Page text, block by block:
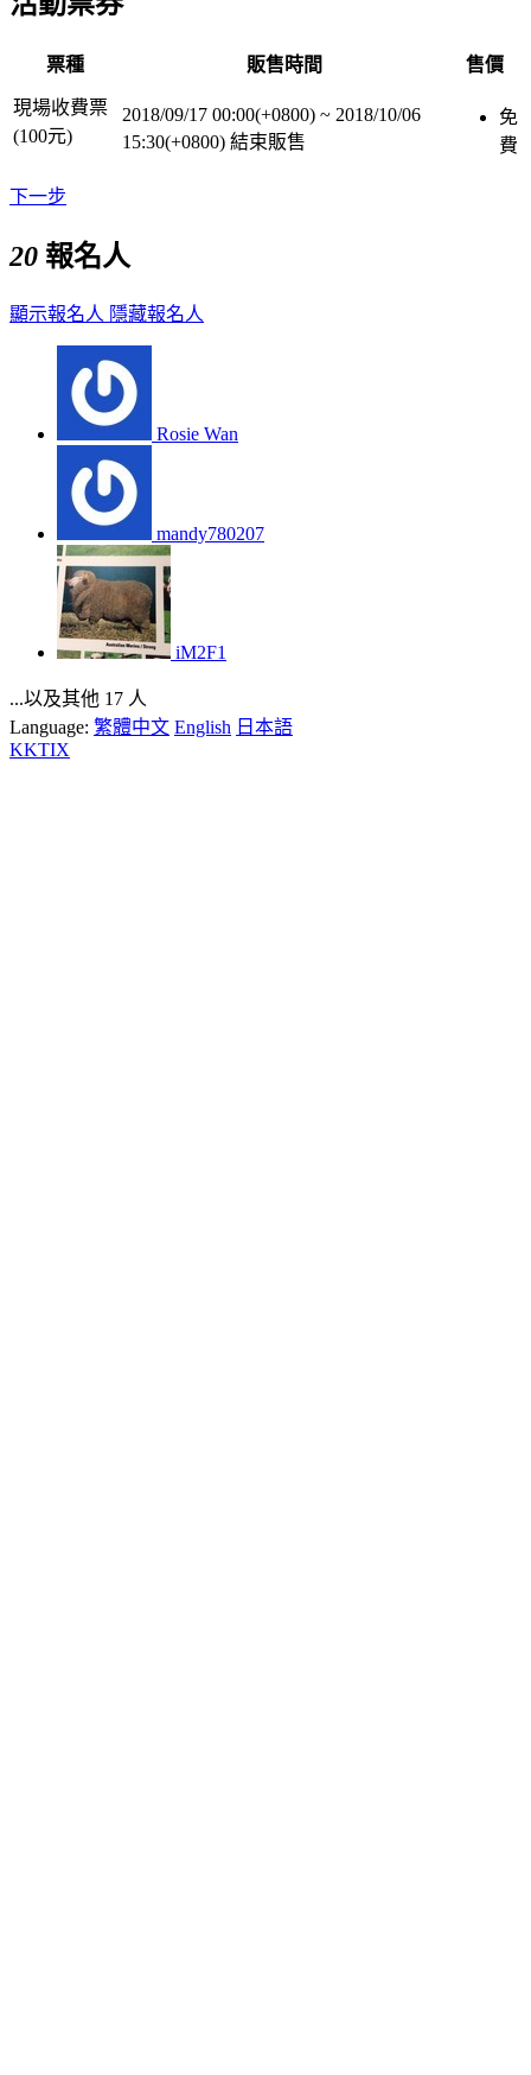
票種 販售時間 售價
現場收費票
(100元)
2018/09/17 00:00(+0800) ~ 2018/10/06
15:30(+0800) 結束販售
免
費
下一步
20 報名人
顯示報名人 隱藏報名人
Rosie Wan
mandy780207
iM2F1
...以及其他 17 人
Language: 繁體中文 English 日本語
KKTIX